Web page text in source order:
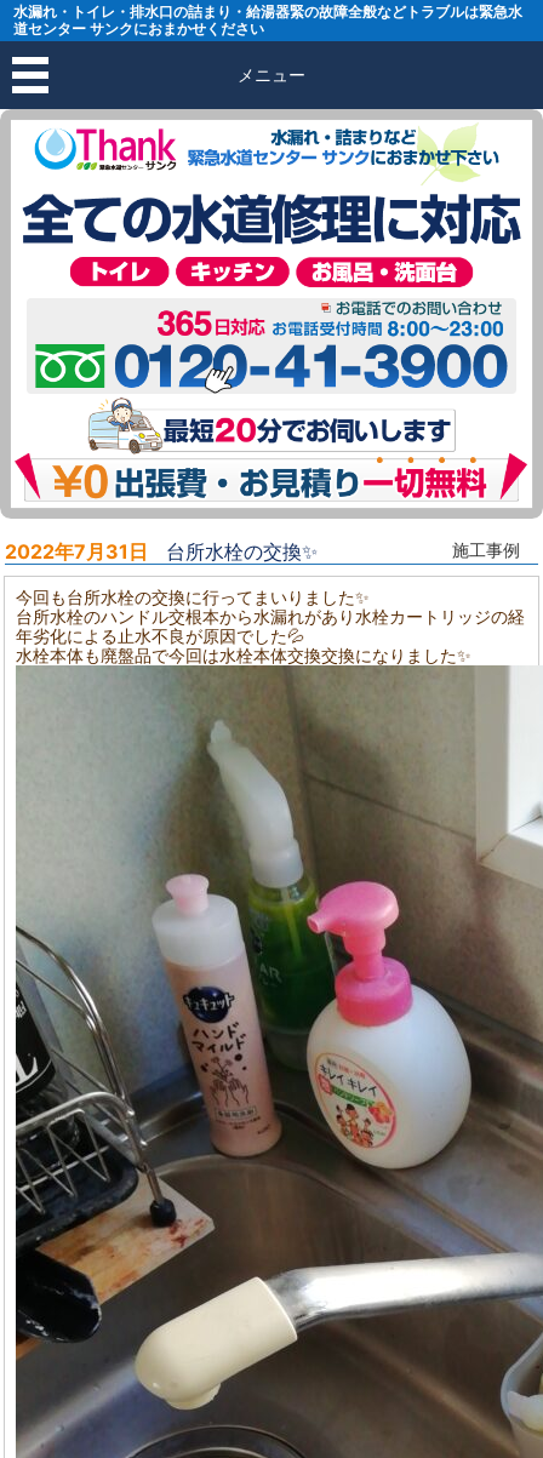
水漏れ・トイレ・排水口の詰まり・給湯器緊の故障全般などトラブルは緊急水
道センター サンクにおまかせください
メニュー
2022年7月31日 台所水栓の交換✨ 施工事例
今回も台所水栓の交換に行ってまいりました✨
台所水栓のハンドル交根本から水漏れがあり水栓カートリッジの経
年劣化による止水不良が原因でした💦
水栓本体も廃盤品で今回は水栓本体交換交換になりました✨